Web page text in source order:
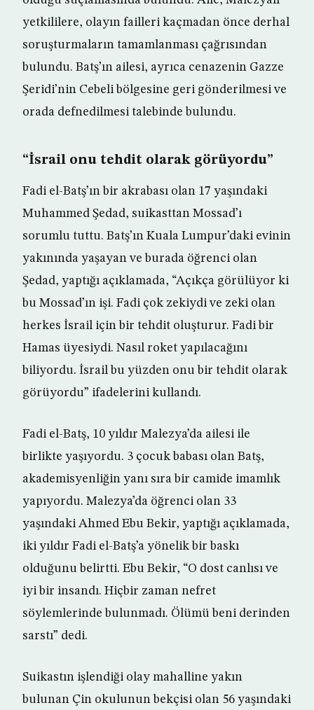
yetkililere, olayın failleri kaçmadan önce derhal
soruşturmaların tamamlanması çağrısından
bulundu. Batş’ın ailesi, ayrıca cenazenin Gazze
Şeridi’nin Cebeli bölgesine geri gönderilmesi ve
orada defnedilmesi talebinde bulundu.
“İsrail onu tehdit olarak görüyordu”
Fadi el-Batş’ın bir akrabası olan 17 yaşındaki
Muhammed Şedad, suikasttan Mossad’ı
sorumlu tuttu. Batş’ın Kuala Lumpur’daki evinin
yakınında yaşayan ve burada öğrenci olan
Şedad, yaptığı açıklamada, “Açıkça görülüyor ki
bu Mossad’ın işi. Fadi çok zekiydi ve zeki olan
herkes İsrail için bir tehdit oluşturur. Fadi bir
Hamas üyesiydi. Nasıl roket yapılacağını
biliyordu. İsrail bu yüzden onu bir tehdit olarak
görüyordu” ifadelerini kullandı.
Fadi el-Batş, 10 yıldır Malezya’da ailesi ile
birlikte yaşıyordu. 3 çocuk babası olan Batş,
akademisyenliğin yanı sıra bir camide imamlık
yapıyordu. Malezya’da öğrenci olan 33
yaşındaki Ahmed Ebu Bekir, yaptığı açıklamada,
iki yıldır Fadi el-Batş’a yönelik bir baskı
olduğunu belirtti. Ebu Bekir, “O dost canlısı ve
iyi bir insandı. Hiçbir zaman nefret
söylemlerinde bulunmadı. Ölümü beni derinden
sarstı” dedi.
Suikastın işlendiği olay mahalline yakın
bulunan Çin okulunun bekçisi olan 56 yaşındaki